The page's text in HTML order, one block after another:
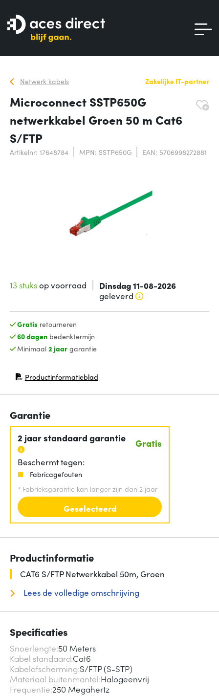
Netwerk kabels Zakelijke IT-partner
Microconnect SSTP650G
netwerkkabel Groen 50 m Cat6
S/FTP
Artikelnr: 17648784 MPN: SSTP650G EAN: 5706998272881
13 stuksop voorraad Dinsdag 11-08-2026
geleverd
Gratis retourneren
60 dagenbedenktermijn
Minimaal 2 jaargarantie
Productinformatieblad
(opent in nieuw venster)
Garantie
2 jaar standaard garantie Gratis
Beschermt tegen:
Fabricagefouten
* Fabrieksgarantie kan langer zijn dan 2 jaar
Geselecteerd
Productinformatie
CAT6 S/FTP Netwerkkabel 50m, Groen
Lees de volledige omschrijving
Specificaties
Snoerlengte 50 Meters
Kabel standaard Cat6
Kabelafscherming S/FTP (S-STP)
Materiaal buitenmantel Halogeenvrij
Frequentie 250 Megahertz